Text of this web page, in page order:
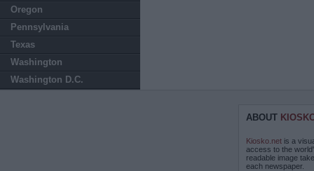
Oregon
Pennsylvania
Texas
Washington
Washington D.C.
ABOUT
Kiosko.net is a
access to the
readable image
each newspaper.